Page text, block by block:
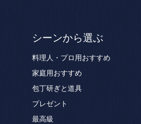
シーンから選ぶ
料理人・プロ用おすすめ
家庭用おすすめ
包丁研ぎと道具
プレゼント
最高級